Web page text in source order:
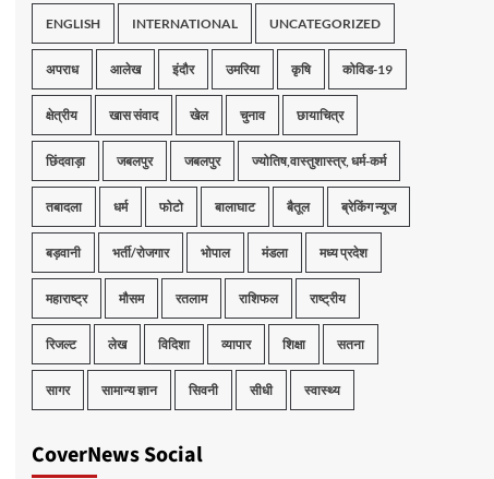
ENGLISH INTERNATIONAL UNCATEGORIZED
अपराध आलेख इंदौर उमरिया कृषि कोविड-19
क्षेत्रीय खास संवाद खेल चुनाव छायाचित्र
छिंदवाड़ा जबलपुर जबलपुर ज्योतिष,वास्तुशास्त्र, धर्म-कर्म
तबादला धर्म फोटो बालाघाट बैतूल ब्रेकिंग न्यूज
बड़वानी भर्ती/रोजगार भोपाल मंडला मध्य प्रदेश
महाराष्ट्र मौसम रतलाम राशिफल राष्ट्रीय
रिजल्ट लेख विदिशा व्यापार शिक्षा सतना
सागर सामान्य ज्ञान सिवनी सीधी स्वास्थ्य
CoverNews Social